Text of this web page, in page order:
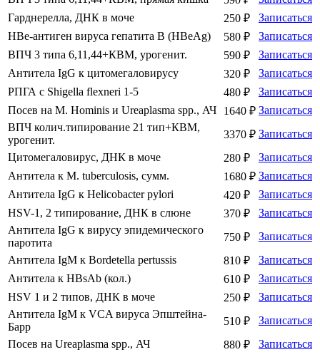
Гарднерелла, ДНК в моче
250 ₽
Записаться
HBе-антиген вируса гепатита В (HBeAg)
580 ₽
Записаться
ВПЧ 3 типа 6,11,44+КВМ, урогенит.
590 ₽
Записаться
Антитела IgG к цитомегаловирусу
320 ₽
Записаться
РПГА с Shigella flexneri 1-5
480 ₽
Записаться
Посев на M. Hominis и Ureaplasma spp., АЧ
1640 ₽ Записаться
ВПЧ колич.типирование 21 тип+КВМ,
урогенит.
3370 ₽ Записаться
Цитомегаловирус, ДНК в моче
280 ₽
Записаться
Антитела к M. tuberculosis, сумм.
1680 ₽ Записаться
Антитела IgG к Helicobacter рylori
420 ₽
Записаться
HSV-1, 2 типирование, ДНК в слюне
370 ₽
Записаться
Антитела IgG к вирусу эпидемического
паротита
750 ₽
Записаться
Антитела IgM к Bordetella pertussis
810 ₽
Записаться
Антитела к HBsAb (кол.)
610 ₽
Записаться
HSV 1 и 2 типов, ДНК в моче
250 ₽
Записаться
Антитела IgМ к VCA вируса Эпштейна-
Барр
510 ₽
Записаться
Посев на Ureaplasma spp., АЧ
880 ₽
Записаться